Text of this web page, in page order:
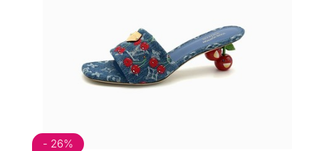
- 26%